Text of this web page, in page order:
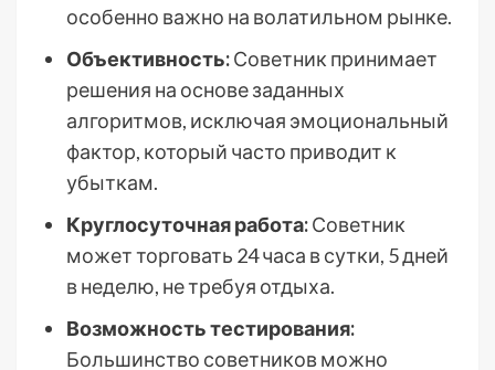
особенно важно на волатильном рынке.
Объективность:Советник принимает
решения на основе заданных
алгоритмов, исключая эмоциональный
фактор, который часто приводит к
убыткам.
Круглосуточная работа:Советник
может торговать 24 часа в сутки, 5 дней
в неделю, не требуя отдыха.
Возможность тестирования:
Большинство советников можно